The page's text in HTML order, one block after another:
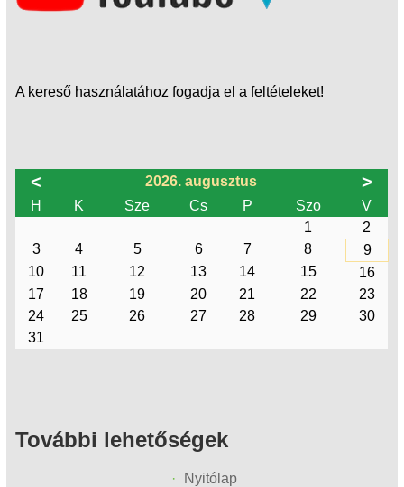
A kereső használatához fogadja el a feltételeket!
< 2026. augusztus >
H K Sze Cs P Szo
V
1
2
3
4 5 6 7 8
9
10
11 12 13 14 15
16
17
18 19 20 21 22
23
24
25 26 27 28 29
30
31
További lehetőségek
Nyitólap